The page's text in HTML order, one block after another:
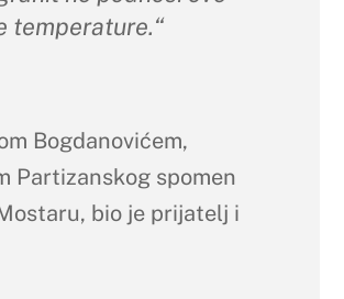
temperature.“
Bogdanovićem,
Partizanskog spomen
bio je prijatelj i